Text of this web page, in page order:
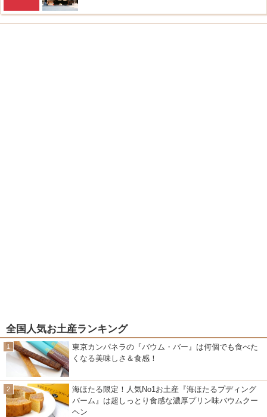
全国人気お土産ランキング
東京カンパネラの『バウム・バー』は何個でも食べた
くなる美味しさ＆食感！
海ほたる限定！人気No1お土産『海ほたるプディング
バーム』は超しっとり食感な濃厚プリン味バウムクー
ヘン